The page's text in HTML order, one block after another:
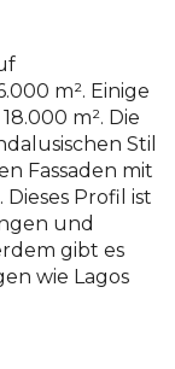
m². Einige
m². Die
Stil
Fassaden mit
Profil ist
und
gibt es
wie Lagos